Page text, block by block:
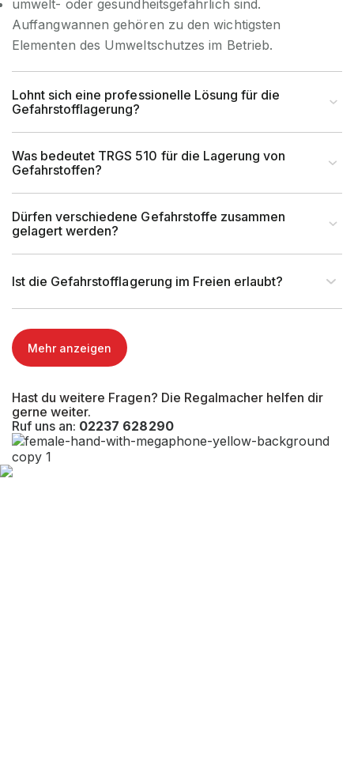
Hast du weitere Fragen? Die Regalmacher helfen dir
gerne weiter.
Ruf uns an: 02237 628290
umwelt- oder gesundheitsgefährlich sind.
Auffangwannen gehören zu den wichtigsten
Elementen des Umweltschutzes im Betrieb.
Lohnt sich eine professionelle Lösung für die
Gefahrstofflagerung?
Was bedeutet TRGS 510 für die Lagerung von
Gefahrstoffen?
Dürfen verschiedene Gefahrstoffe zusammen
gelagert werden?
Ist die Gefahrstofflagerung im Freien erlaubt?
Mehr anzeigen